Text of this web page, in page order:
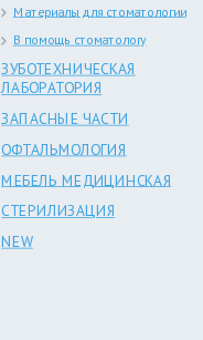
Материалы для стоматологии
В помощь стоматологу
ЗУБОТЕХНИЧЕСКАЯ
ЛАБОРАТОРИЯ
ЗАПАСНЫЕ ЧАСТИ
ОФТАЛЬМОЛОГИЯ
МЕБЕЛЬ МЕДИЦИНСКАЯ
СТЕРИЛИЗАЦИЯ
NEW